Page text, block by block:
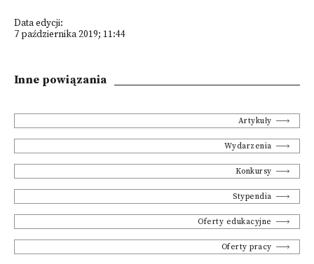
Data edycji:
7 października 2019; 11:44
Inne powiązania
Artykuły
Wydarzenia
Konkursy
Stypendia
Oferty edukacyjne
Oferty pracy